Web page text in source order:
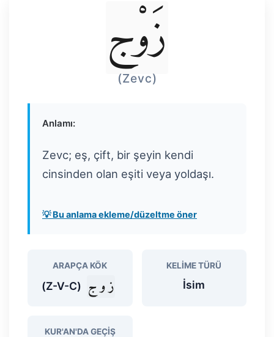
زَوْج
(Zevc)
Anlamı:
Zevc; eş, çift, bir şeyin kendi
cinsinden olan eşiti veya yoldaşı.
💡 Bu anlama ekleme/düzeltme öner
ARAPÇA KÖK
ز و ج (Z-V-C)
KELIME TÜRÜ
İsim
KUR'AN'DA GEÇIŞ